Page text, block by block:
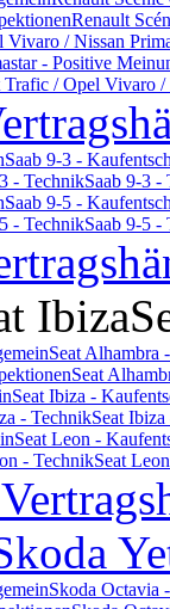
Renault
Vivaro / Nissan
- Positive
Trafic / Opel Vivaro /
Saab 9-3 -
- TechnikSaab 9-3 -
Saab 9-5 -
- TechnikSaab 9-5 -
Ibiza
Seat Alhambra
Seat
Seat Ibiza -
- TechnikSeat
Seat Leon -
- TechnikSeat
Skoda Octavia